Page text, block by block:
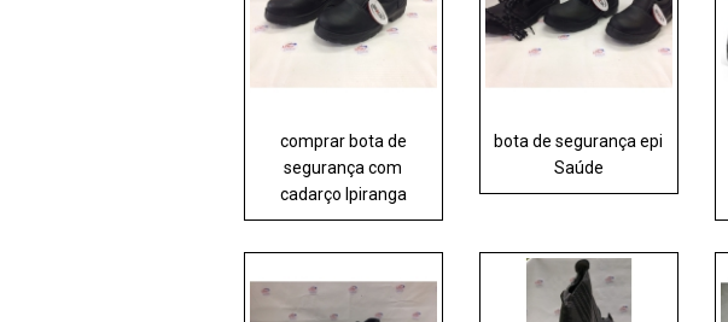
comprar bota de
segurança com
cadarço Ipiranga
bota de segurança epi
Saúde